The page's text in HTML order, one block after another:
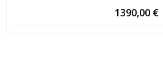
1390,00 €